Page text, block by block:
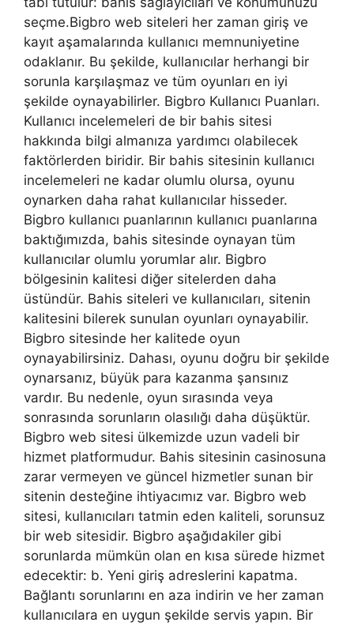
seçme.Bigbro web siteleri her zaman giriş ve
kayıt aşamalarında kullanıcı memnuniyetine
odaklanır. Bu şekilde, kullanıcılar herhangi bir
sorunla karşılaşmaz ve tüm oyunları en iyi
şekilde oynayabilirler. Bigbro Kullanıcı Puanları.
Kullanıcı incelemeleri de bir bahis sitesi
hakkında bilgi almanıza yardımcı olabilecek
faktörlerden biridir. Bir bahis sitesinin kullanıcı
incelemeleri ne kadar olumlu olursa, oyunu
oynarken daha rahat kullanıcılar hisseder.
Bigbro kullanıcı puanlarının kullanıcı puanlarına
baktığımızda, bahis sitesinde oynayan tüm
kullanıcılar olumlu yorumlar alır. Bigbro
bölgesinin kalitesi diğer sitelerden daha
üstündür. Bahis siteleri ve kullanıcıları, sitenin
kalitesini bilerek sunulan oyunları oynayabilir.
Bigbro sitesinde her kalitede oyun
oynayabilirsiniz. Dahası, oyunu doğru bir şekilde
oynarsanız, büyük para kazanma şansınız
vardır. Bu nedenle, oyun sırasında veya
sonrasında sorunların olasılığı daha düşüktür.
Bigbro web sitesi ülkemizde uzun vadeli bir
hizmet platformudur. Bahis sitesinin casinosuna
zarar vermeyen ve güncel hizmetler sunan bir
sitenin desteğine ihtiyacımız var. Bigbro web
sitesi, kullanıcıları tatmin eden kaliteli, sorunsuz
bir web sitesidir. Bigbro aşağıdakiler gibi
sorunlarda mümkün olan en kısa sürede hizmet
edecektir: b. Yeni giriş adreslerini kapatma.
Bağlantı sorunlarını en aza indirin ve her zaman
kullanıcılara en uygun şekilde servis yapın. Bir